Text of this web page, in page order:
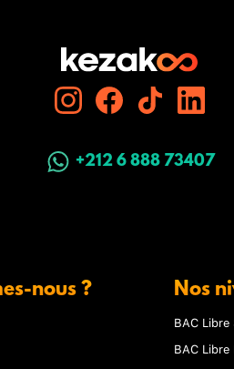
+212 6 888 73407
nous ? Nos
BAC
BAC